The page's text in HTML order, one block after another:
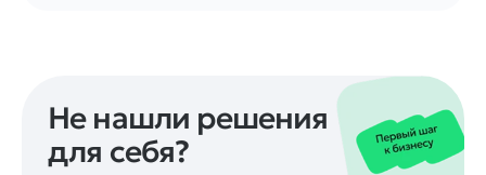
Не нашли решения
для себя?